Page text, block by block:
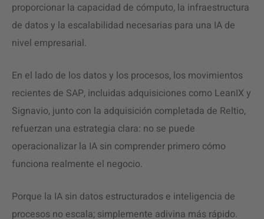
proporcionar la capacidad de cómputo, la infraestructura
de datos y la escalabilidad necesarias para una IA de
nivel empresarial.
En el lado de los datos y los procesos, los movimientos
recientes de SAP, incluidas adquisiciones como LeanIX y
Signavio, junto con la adquisición completada de Reltio,
refuerzan una estrategia clara: no se puede
operacionalizar la IA sin comprender primero cómo
funciona realmente el negocio.
Porque la IA sin datos estructurados e inteligencia de
procesos no escala; simplemente adivina más rápido.